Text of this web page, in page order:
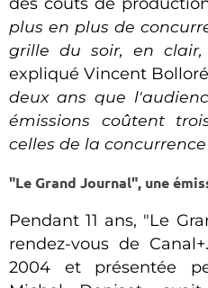
plus en plus de
grille du soir, en
expliqué Vincent
deux ans que
émissions coûtent
celles de la
"Le Grand Journal", une
Pendant 11 ans, "Le
rendez-vous de
2004 et présentée